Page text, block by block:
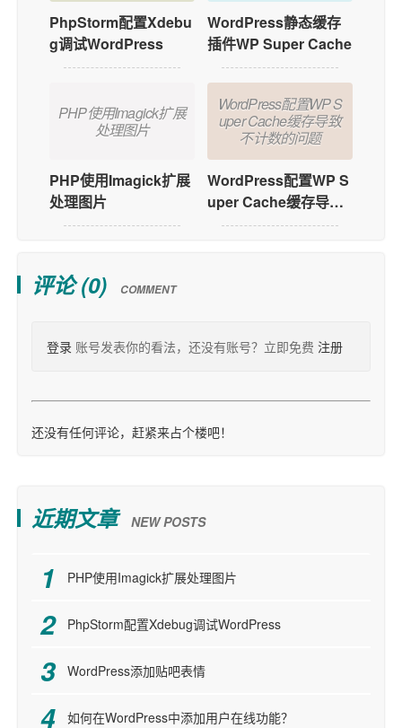
PhpStorm配置Xdebu
g调试WordPress
PHP使用Imagick扩展
处理图片
PHP使用Imagick扩展
处理图片
WordPress静态缓存
插件WP Super Cache
WordPress配置WP S
uper Cache缓存导致
不计数的问题
WordPress配置WP S
uper Cache缓存导致
不计数的问题
评论 (0) COMMENT
登录 账号发表你的看法，还没有账号？立即免费 注册
还没有任何评论，赶紧来占个楼吧！
近期文章 NEW POSTS
PHP使用Imagick扩展处理图片
PhpStorm配置Xdebug调试WordPress
WordPress添加贴吧表情
如何在WordPress中添加用户在线功能？